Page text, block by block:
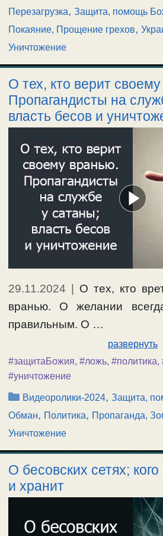
Перезагрузка, Защита, помощь
Покаяние, Прощение грехов,
Уничтожение
О тех, кто верит
Пропагандисты на
власть бесов и
29.11.2024 | О тех, кто
вранью. О желании
правильным. О …
развернуть
#защитаБожия, #ложь, #политика,
#уничтожение
Рубрики
Видеоролики-2024,Защита,
Обман, Политика, Пропаганда,
Уничтожение
О бесовских сетях;
и хранит